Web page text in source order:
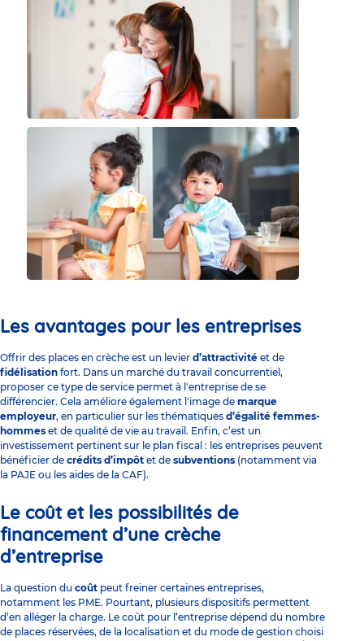
Les avantages pour les entreprises
Offrir des places en crèche est un levier d’attractivité et de
fidélisation fort. Dans un marché du travail concurrentiel,
proposer ce type de service permet à l'entreprise de se
différencier. Cela améliore également l'image de marque
employeur, en particulier sur les thématiques d’égalité femmes-
hommes et de qualité de vie au travail. Enfin, c’est un
investissement pertinent sur le plan fiscal : les entreprises peuvent
bénéficier de crédits d’impôt et de subventions (notamment via
la PAJE ou les aides de la CAF).
Le coût et les possibilités de
financement d’une crèche
d’entreprise
La question du coût peut freiner certaines entreprises,
notamment les PME. Pourtant, plusieurs dispositifs permettent
d’en alléger la charge. Le coût pour l’entreprise dépend du nombre
de places réservées, de la localisation et du mode de gestion choisi